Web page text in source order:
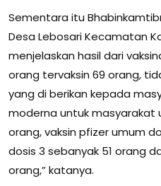
Sementara itu
Desa Lebosari Kecamatan
menjelaskan hasil dari
orang tervaksin 69 orang,
yang di berikan kepada
moderna untuk masyarakat
orang, vaksin pfizer umum
dosis 3 sebanyak 51 orang
orang,” katanya.